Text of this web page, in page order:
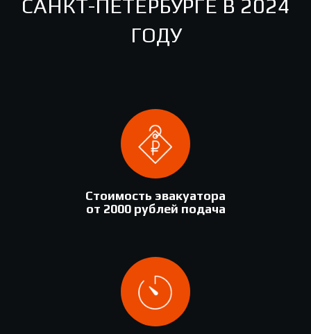
САНКТ-ПЕТЕРБУРГЕ В 2024
ГОДУ
Стоимость эвакуатора
от 2000 рублей подача